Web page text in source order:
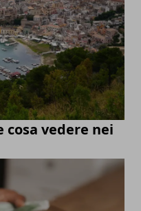
cosa vedere nei